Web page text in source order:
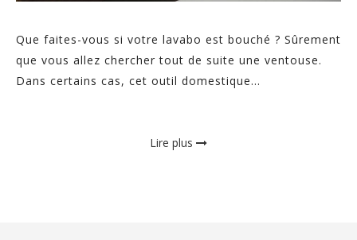
Que faites-vous si votre lavabo est bouché ? Sûrement
que vous allez chercher tout de suite une ventouse.
Dans certains cas, cet outil domestique...
Lire plus